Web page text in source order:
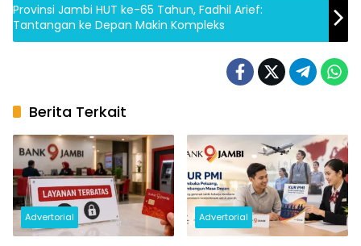
Provinsi Jambi HUT ke-65 Tahun, Fadhil Arief:
Tantangan ke Depan Makin Kompleks
Berita Terkait
Advertorial Advertorial